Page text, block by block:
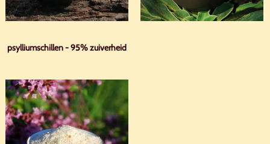
psylliumschillen - 95% zuiverheid